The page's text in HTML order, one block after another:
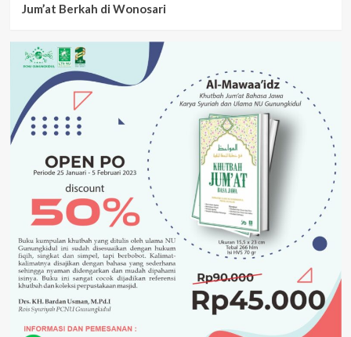
Jum’at Berkah di Wonosari